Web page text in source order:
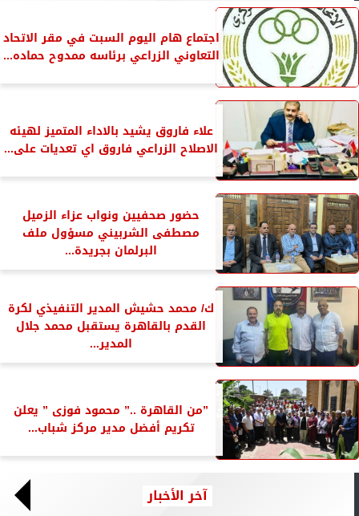
اجتماع هام اليوم السبت في مقر الاتحاد
التعاوني الزراعي برئاسه ممدوح حماده...
علاء فاروق يشيد بالاداء المتميز لهيئه
الاصلاح الزراعي فاروق اي تعديات على...
حضور صحفيين ونواب عزاء الزميل
مصطفى الشربيني مسؤول ملف
البرلمان بجريدة...
ك/ محمد حشيش المدير التنفيذي لكرة
القدم بالقاهرة يستقبل محمد جلال
المدير...
”من القاهرة ..” محمود فوزى ” يعلن
تكريم أفضل مدير مركز شباب...
آخر الأخبار